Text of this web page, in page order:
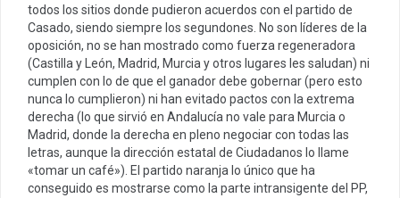
todos los sitios donde pudieron acuerdos con el partido de
Casado, siendo siempre los segundones. No son líderes de la
oposición, no se han mostrado como fuerza regeneradora
(Castilla y León, Madrid, Murcia y otros lugares les saludan) ni
cumplen con lo de que el ganador debe gobernar (pero esto
nunca lo cumplieron) ni han evitado pactos con la extrema
derecha (lo que sirvió en Andalucía no vale para Murcia o
Madrid, donde la derecha en pleno negociar con todas las
letras, aunque la dirección estatal de Ciudadanos lo llame
«tomar un café»). El partido naranja lo único que ha
conseguido es mostrarse como la parte intransigente del PP,